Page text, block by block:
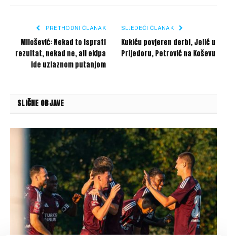
PRETHODNI ČLANAK
Milošević: Nekad to isprati
rezultat, nekad ne, ali ekipa
ide uzlaznom putanjom
SLJEDEĆI ČLANAK
Kukiću povjeren derbi, Jelić u
Prijedoru, Petrović na Koševu
SLIČNE OBJAVE